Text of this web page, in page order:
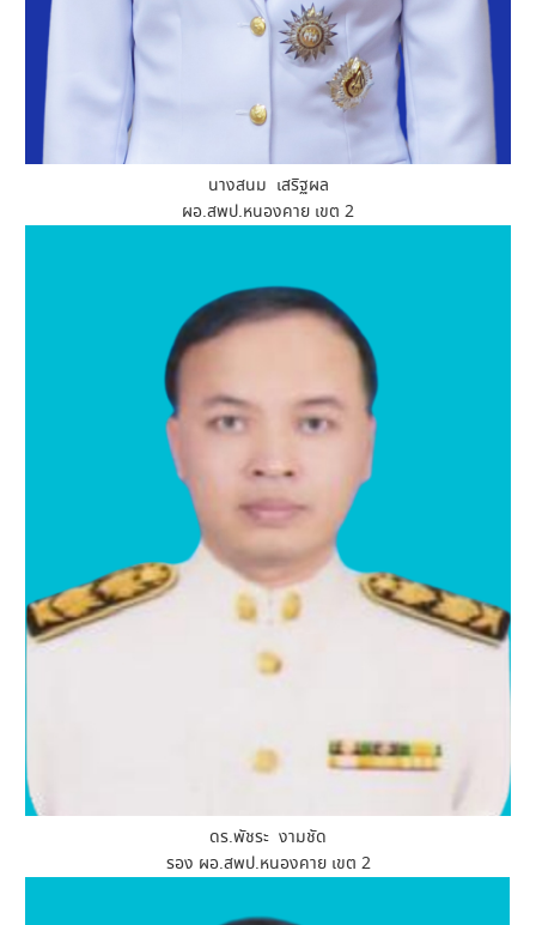
นางสนม เสริฐผล
ผอ.สพป.หนองคาย เขต 2
ดร.พัชระ งามชัด
รอง ผอ.สพป.หนองคาย เขต 2